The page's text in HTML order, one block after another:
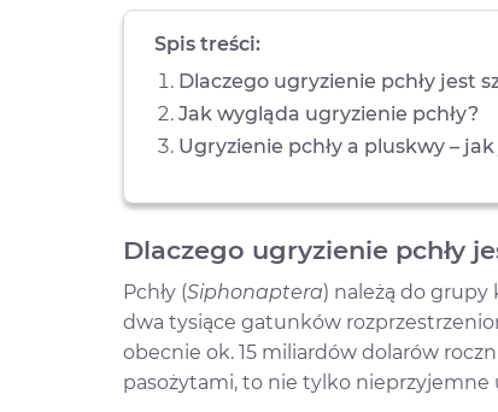
Spis treści:
Dlaczego ugryzienie pchły jest
Jak wygląda ugryzienie pchły?
Ugryzienie pchły a pluskwy –
Dlaczego ugryzienie pchły
Pchły (Siphonaptera) należą do grupy
dwa tysiące gatunków
obecnie ok. 15 miliardów dolarów
pasożytami, to nie tylko nieprzyjemne